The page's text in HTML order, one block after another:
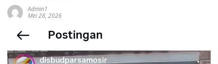
Admin1
Mei 28, 2026